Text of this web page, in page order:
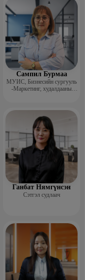
Сампил Бурмаа
МУИС, Бизнесийн сургууль
-Маркетинг, худалдааны
Ганбат Нямгүнсэн
Сэтгэл судлаач